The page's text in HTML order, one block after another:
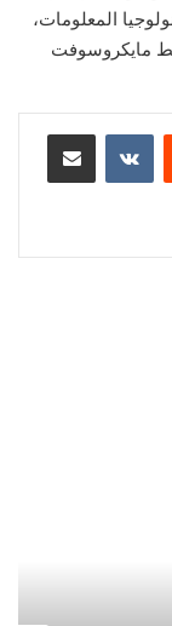
المعلومات،
مايكروسوفت